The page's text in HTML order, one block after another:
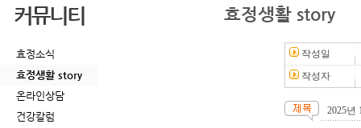
커뮤니티
효정소식
효정생활 story
온라인상담
건강칼럼
효정생활 story
작성일
작성자
2025년